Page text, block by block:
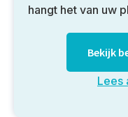
hangt het van uw
Bekijk
Lees